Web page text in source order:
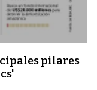
pilares